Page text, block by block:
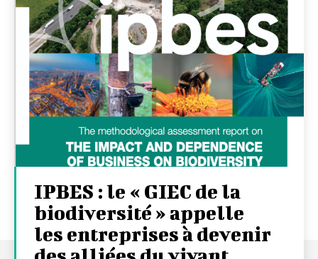
IPBES : le « GIEC de la
biodiversité » appelle
les entreprises à devenir